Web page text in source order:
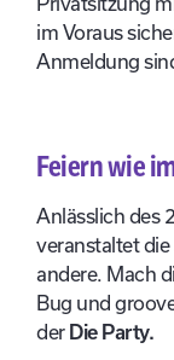
im Voraus
Anmeldung
Feiern wie
Anlässlich des
veranstaltet die
andere. Mach
Bug und
der Die Party.